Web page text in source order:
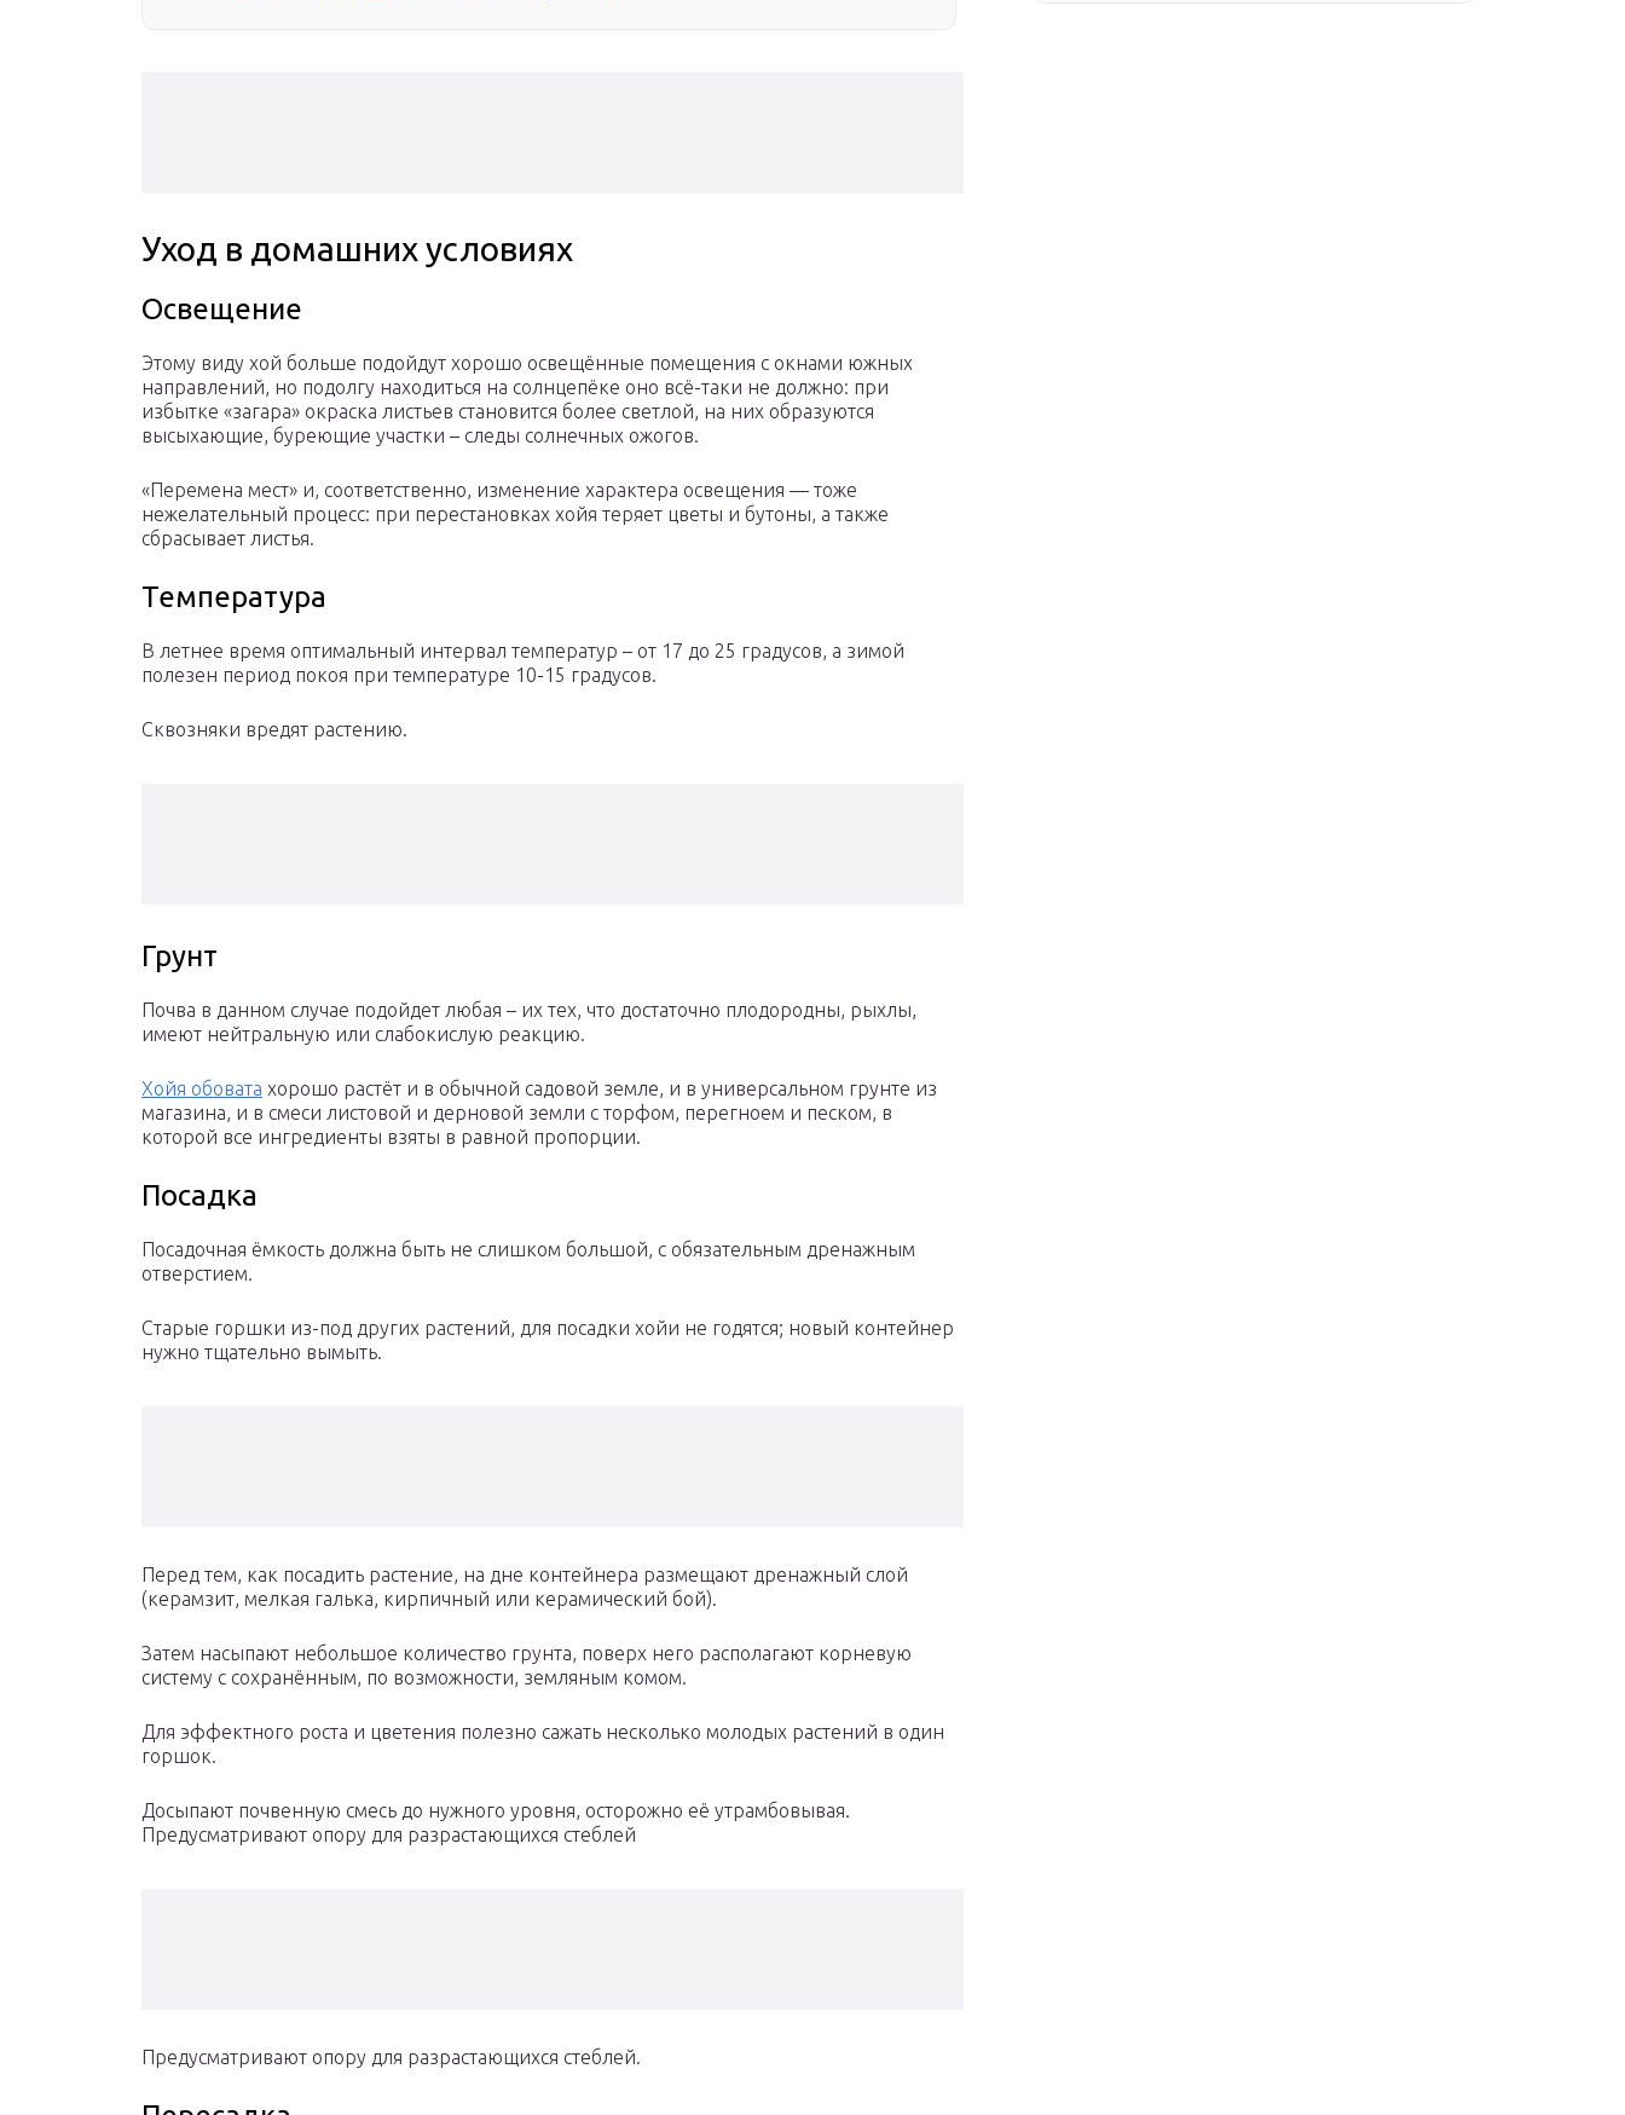
Уход в домашних условиях
Освещение
Этому виду хой больше подойдут хорошо освещённые помещения с окнами южных
направлений, но подолгу находиться на солнцепёке оно всё-таки не должно: при
избытке «загара» окраска листьев становится более светлой, на них образуются
высыхающие, буреющие участки – следы солнечных ожогов.
«Перемена мест» и, соответственно, изменение характера освещения — тоже
нежелательный процесс: при перестановках хойя теряет цветы и бутоны, а также
сбрасывает листья.
Температура
В летнее время оптимальный интервал температур – от 17 до 25 градусов, а зимой
полезен период покоя при температуре 10-15 градусов.
Сквозняки вредят растению.
Грунт
Почва в данном случае подойдет любая – их тех, что достаточно плодородны, рыхлы,
имеют нейтральную или слабокислую реакцию.
Хойя обовата хорошо растёт и в обычной садовой земле, и в универсальном грунте из
магазина, и в смеси листовой и дерновой земли с торфом, перегноем и песком, в
которой все ингредиенты взяты в равной пропорции.
Посадка
Посадочная ёмкость должна быть не слишком большой, с обязательным дренажным
отверстием.
Старые горшки из-под других растений, для посадки хойи не годятся; новый контейнер
нужно тщательно вымыть.
Перед тем, как посадить растение, на дне контейнера размещают дренажный слой
(керамзит, мелкая галька, кирпичный или керамический бой).
Затем насыпают небольшое количество грунта, поверх него располагают корневую
систему с сохранённым, по возможности, земляным комом.
Для эффектного роста и цветения полезно сажать несколько молодых растений в один
горшок.
Досыпают почвенную смесь до нужного уровня, осторожно её утрамбовывая.
Предусматривают опору для разрастающихся стеблей
Предусматривают опору для разрастающихся стеблей.